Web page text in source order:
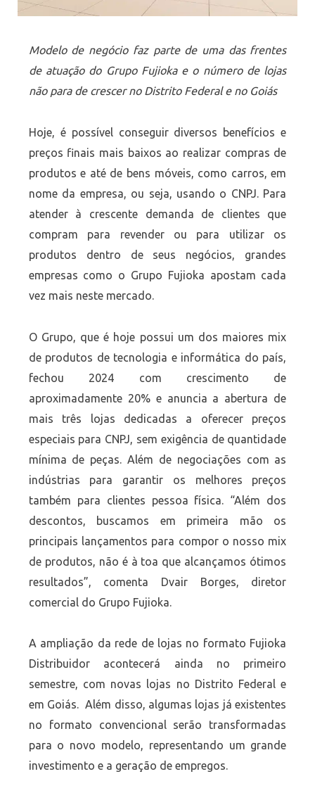
Modelo de negócio faz parte de uma das frentes
de atuação do Grupo Fujioka e o número de lojas
não para de crescer no Distrito Federal e no Goiás
Hoje, é possível conseguir diversos benefícios e
preços finais mais baixos ao realizar compras de
produtos e até de bens móveis, como carros, em
nome da empresa, ou seja, usando o CNPJ. Para
atender à crescente demanda de clientes que
compram para revender ou para utilizar os
produtos dentro de seus negócios, grandes
empresas como o Grupo Fujioka apostam cada
vez mais neste mercado.
O Grupo, que é hoje possui um dos maiores mix
de produtos de tecnologia e informática do país,
fechou 2024 com crescimento de
aproximadamente 20% e anuncia a abertura de
mais três lojas dedicadas a oferecer preços
especiais para CNPJ, sem exigência de quantidade
mínima de peças. Além de negociações com as
indústrias para garantir os melhores preços
também para clientes pessoa física. “Além dos
descontos, buscamos em primeira mão os
principais lançamentos para compor o nosso mix
de produtos, não é à toa que alcançamos ótimos
resultados”, comenta Dvair Borges, diretor
comercial do Grupo Fujioka.
A ampliação da rede de lojas no formato Fujioka
Distribuidor acontecerá ainda no primeiro
semestre, com novas lojas no Distrito Federal e
em Goiás. Além disso, algumas lojas já existentes
no formato convencional serão transformadas
para o novo modelo, representando um grande
investimento e a geração de empregos.